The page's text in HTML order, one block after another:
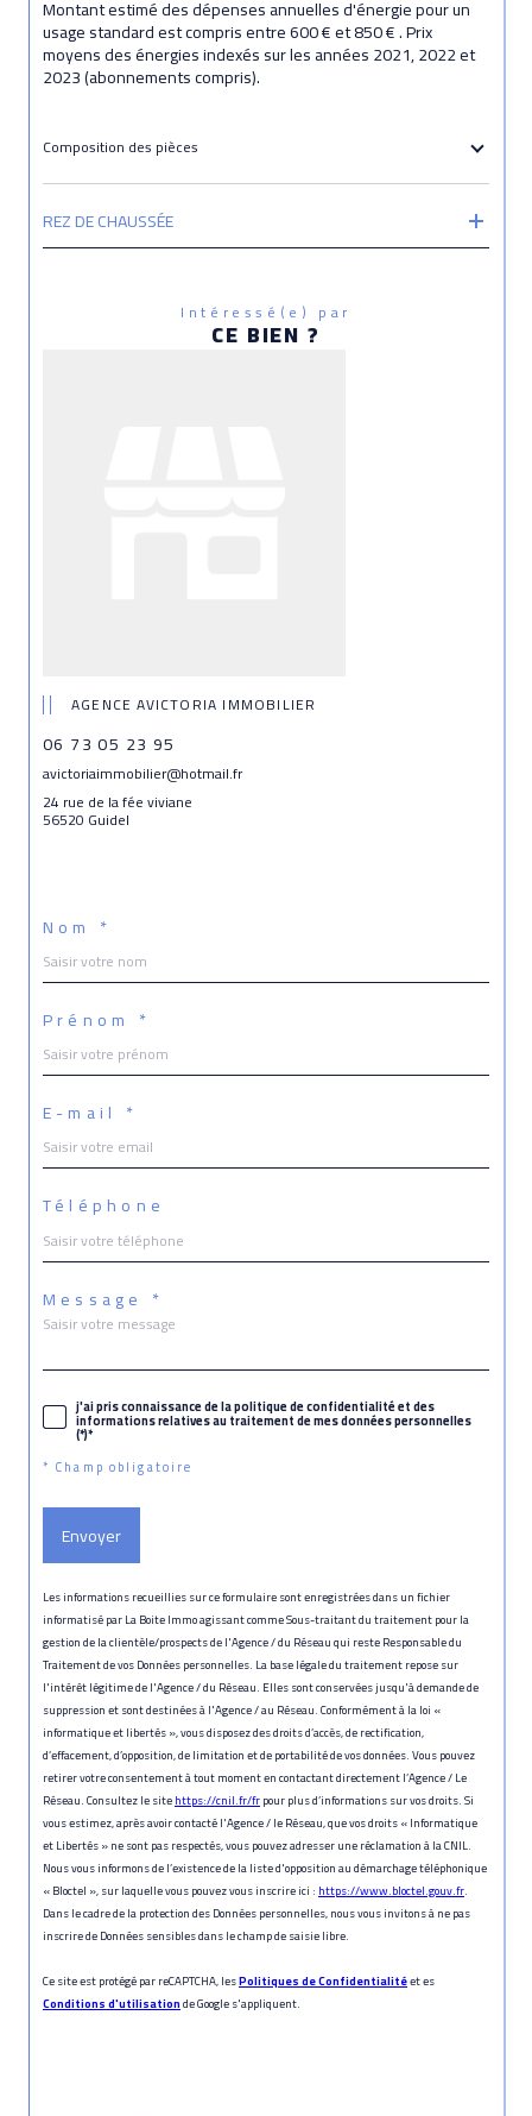
Montant estimé des dépenses annuelles d'énergie pour un
usage standard est compris entre 600 € et 850 € . Prix
moyens des énergies indexés sur les années 2021, 2022 et
2023 (abonnements compris).
Composition des pièces
REZ DE CHAUSSÉE
Intéressé(e) par
CE BIEN ?
AGENCE AVICTORIA IMMOBILIER
06 73 05 23 95
avictoriaimmobilier@hotmail.fr
24 rue de la fée viviane
56520 Guidel
Nom *
Prénom *
E-mail *
Téléphone
Message *
j'ai pris connaissance de la politique de confidentialité et des
informations relatives au traitement de mes données personnelles
(*)*
* Champ obligatoire
Envoyer
Les informations recueillies sur ce formulaire sont enregistrées dans un fichier
informatisé par La Boite Immo agissant comme Sous-traitant du traitement pour la
gestion de la clientèle/prospects de l'Agence / du Réseau qui reste Responsable du
Traitement de vos Données personnelles. La base légale du traitement repose sur
l'intérêt légitime de l'Agence / du Réseau. Elles sont conservées jusqu'à demande de
suppression et sont destinées à l'Agence / au Réseau. Conformément à la loi «
informatique et libertés », vous disposez des droits d’accès, de rectification,
d’effacement, d’opposition, de limitation et de portabilité de vos données. Vous pouvez
retirer votre consentement à tout moment en contactant directement l’Agence / Le
Réseau. Consultez le sitehttps://cnil.fr/frpour plus d’informations sur vos droits. Si
vous estimez, après avoir contacté l'Agence / le Réseau, que vos droits « Informatique
et Libertés » ne sont pas respectés, vous pouvez adresser une réclamation à la CNIL.
Nous vous informons de l’existence de la liste d'opposition au démarchage téléphonique
« Bloctel », sur laquelle vous pouvez vous inscrire ici :https://www.bloctel.gouv.fr.
Dans le cadre de la protection des Données personnelles, nous vous invitons à ne pas
inscrire de Données sensibles dans le champ de saisie libre.
Ce site est protégé par reCAPTCHA, lesPolitiques de Confidentialitéet es
Conditions d'utilisationde Google s'appliquent.